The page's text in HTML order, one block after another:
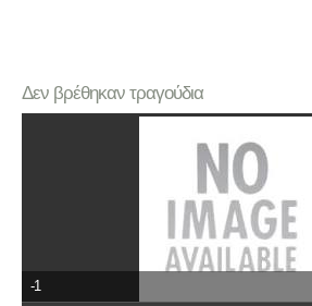
Δεν βρέθηκαν τραγούδια
-1